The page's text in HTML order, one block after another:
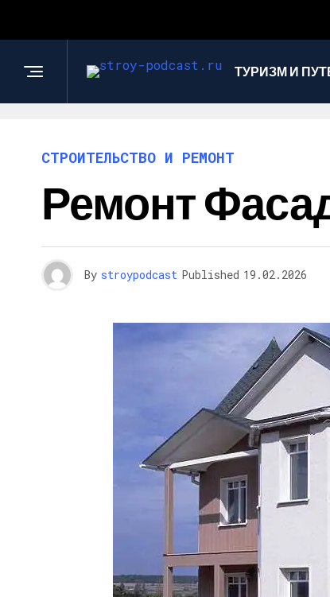
ТУРИЗМ И
СТРОИТЕЛЬСТВО И РЕМОНТ
Ремонт
By stroypodcast Published 19.02.2026